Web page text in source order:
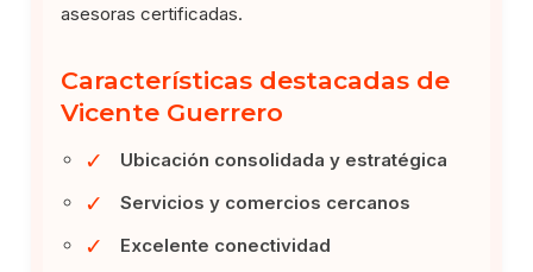
asesoras certificadas.
Características destacadas de
Vicente Guerrero
✓ Ubicación consolidada y estratégica
✓ Servicios y comercios cercanos
✓ Excelente conectividad